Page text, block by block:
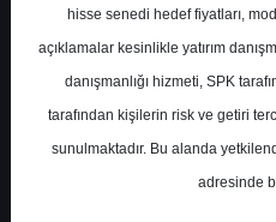
OTKAR-
VE SAVUNMA
Hedef Fiyat
Getiri
hisse senedi hedef fiyatları,
açıklamalar kesinlikle yatırım
danışmanlığı hizmeti, SPK
tarafından kişilerin risk ve getiri
sunulmaktadır. Bu alanda
adresinde